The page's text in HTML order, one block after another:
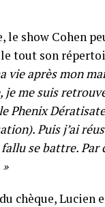
show Cohen
tout son
vie après mon
me suis
Phenix
Puis j’ai
se battre. Par
chèque, Lucien